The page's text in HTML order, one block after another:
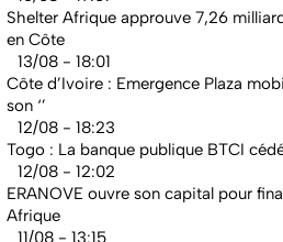
Shelter Afrique approuve 7,26
en Côte
13/08 - 18:01
Côte d’Ivoire : Emergence Plaza
son ‘’
12/08 - 18:23
Togo : La banque publique BTCI
12/08 - 12:02
ERANOVE ouvre son capital pour
Afrique
11/08 - 13:15